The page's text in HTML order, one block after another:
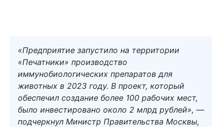
«Предприятие запустило на территории
«Печатники» производство
иммунобиологических препаратов для
животных в 2023 году. В проект, который
обеспечил создание более 100 рабочих мест,
было инвестировано около 2 млрд рублей», —
подчеркнул Министр Правительства Москвы,